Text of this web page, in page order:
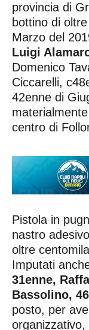
provincia di
bottino di
Marzo del
Luigi
Domenico
Ciccarelli,
42enne di
materialmente
centro di
Pistola in
nastro
oltre
Imputati
31enne,
Bassolino,
posto, per